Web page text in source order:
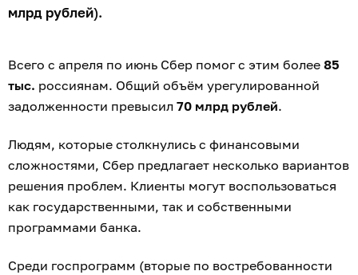
млрд рублей).
Всего с апреля по июнь Сбер помог с этим более 85
тыс. россиянам. Общий объём урегулированной
задолженности превысил 70 млрд рублей.
Людям, которые столкнулись с финансовыми
сложностями, Сбер предлагает несколько вариантов
решения проблем. Клиенты могут воспользоваться
как государственными, так и собственными
программами банка.
Среди госпрограмм (вторые по востребованности